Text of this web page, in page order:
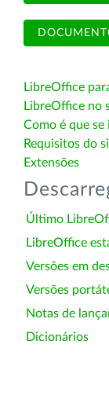
LibreOffice
LibreOffice no
Como é que
Requisitos do
Extensões
Último
LibreOffice
Versões em
Versões
Notas de
Dicionários